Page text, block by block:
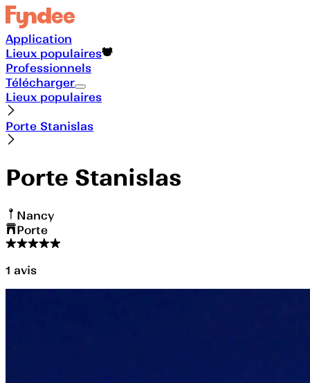
Application
Lieux populaires
Professionnels
Télécharger
Lieux populaires
Porte Stanislas
Porte Stanislas
Nancy
Porte
1 avis